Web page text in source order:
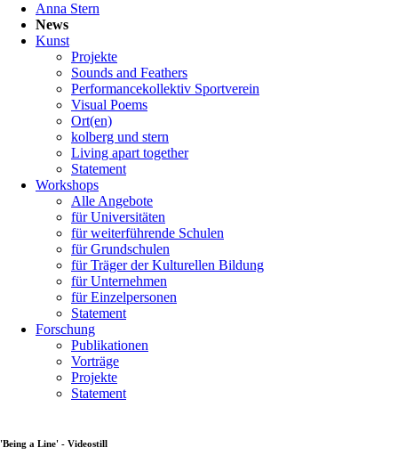
überspringen
Anna Stern
News
Kunst
Projekte
Sounds and Feathers
Performancekollektiv Sportverein
Visual Poems
Ort(en)
kolberg und stern
Living apart together
Statement
Workshops
Alle Angebote
für Universitäten
für weiterführende Schulen
für Grundschulen
für Träger der Kulturellen Bildung
für Unternehmen
für Einzelpersonen
Statement
Forschung
Publikationen
Vorträge
Projekte
Statement
'Being a Line' - Videostill